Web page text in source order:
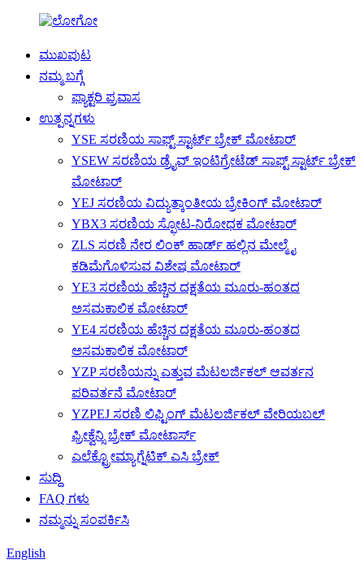
ಮುಖಪುಟ
ನಮ್ಮ ಬಗ್ಗೆ
ಫ್ಯಾಕ್ಟರಿ ಪ್ರವಾಸ
ಉತ್ಪನ್ನಗಳು
YSE ಸರಣಿಯ ಸಾಫ್ಟ್ ಸ್ಟಾರ್ಟ್ ಬ್ರೇಕ್ ಮೋಟಾರ್
YSEW ಸರಣಿಯ ಡ್ರೈವ್ ಇಂಟಿಗ್ರೇಟೆಡ್ ಸಾಫ್ಟ್ ಸ್ಟಾರ್ಟ್ ಬ್ರೇಕ್
ಮೋಟಾರ್
YEJ ಸರಣಿಯ ವಿದ್ಯುತ್ಕಾಂತೀಯ ಬ್ರೇಕಿಂಗ್ ಮೋಟಾರ್
YBX3 ಸರಣಿಯ ಸ್ಫೋಟ-ನಿರೋಧಕ ಮೋಟಾರ್
ZLS ಸರಣಿ ನೇರ ಲಿಂಕ್ ಹಾರ್ಡ್ ಹಲ್ಲಿನ ಮೇಲ್ಮೈ
ಕಡಿಮೆಗೊಳಿಸುವ ವಿಶೇಷ ಮೋಟಾರ್
YE3 ಸರಣಿಯ ಹೆಚ್ಚಿನ ದಕ್ಷತೆಯ ಮೂರು-ಹಂತದ
ಅಸಮಕಾಲಿಕ ಮೋಟಾರ್
YE4 ಸರಣಿಯ ಹೆಚ್ಚಿನ ದಕ್ಷತೆಯ ಮೂರು-ಹಂತದ
ಅಸಮಕಾಲಿಕ ಮೋಟಾರ್
YZP ಸರಣಿಯನ್ನು ಎತ್ತುವ ಮೆಟಲರ್ಜಿಕಲ್ ಆವರ್ತನ
ಪರಿವರ್ತನೆ ಮೋಟಾರ್
YZPEJ ಸರಣಿ ಲಿಫ್ಟಿಂಗ್ ಮೆಟಲರ್ಜಿಕಲ್ ವೇರಿಯಬಲ್
ಫ್ರೀಕ್ವೆನ್ಸಿ ಬ್ರೇಕ್ ಮೋಟಾರ್ಸ್
ಎಲೆಕ್ಟ್ರೋಮ್ಯಾಗ್ನೆಟಿಕ್ ಎಸಿ ಬ್ರೇಕ್
ಸುದ್ದಿ
FAQ ಗಳು
ನಮ್ಮನ್ನು ಸಂಪರ್ಕಿಸಿ
English